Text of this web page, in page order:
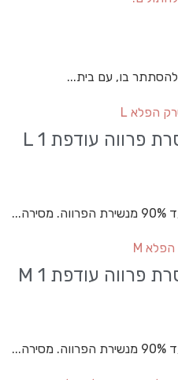
בו, עם בית...
ברונו מסרק הפלא להסרת פרווה עודפת L 1
ברונו מסרק הפלא להסרת פרווה עודפת M 1